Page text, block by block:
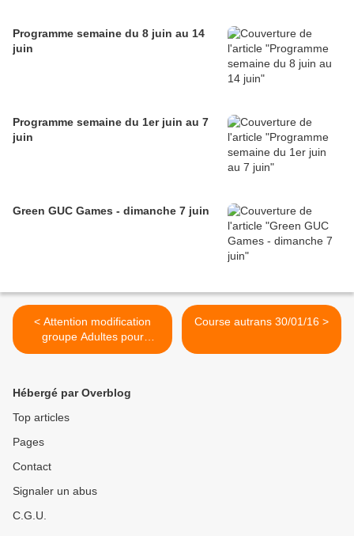
Programme semaine du 8 juin au 14
juin
Programme semaine du 1er juin au 7
juin
Green GUC Games - dimanche 7 juin
< Attention modification
groupe Adultes pour
samedi 30 !
Course autrans 30/01/16 >
Hébergé par Overblog
Top articles
Pages
Contact
Signaler un abus
C.G.U.